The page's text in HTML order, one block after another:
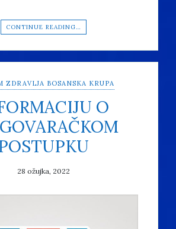
CONTINUE READING…
ZDRAVLJA BOSANSKA KRUPA
O
28 ožujka, 2022